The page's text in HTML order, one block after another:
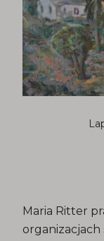
Maria Ritter
organizacjach